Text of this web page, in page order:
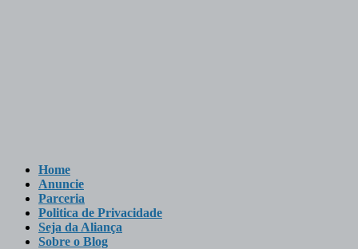
Home
Anuncie
Parceria
Politica de Privacidade
Seja da Aliança
Sobre o Blog